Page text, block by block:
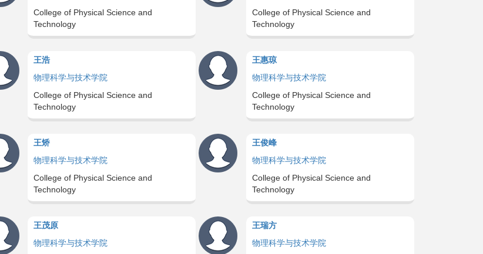
College of Physical Science and
Technology
College of Physical Science and
Technology
王浩
物理科学与技术学院
College of Physical Science and
Technology
王惠琼
物理科学与技术学院
College of Physical Science and
Technology
王矫
物理科学与技术学院
College of Physical Science and
Technology
王俊峰
物理科学与技术学院
College of Physical Science and
Technology
王茂原
物理科学与技术学院
王瑞方
物理科学与技术学院